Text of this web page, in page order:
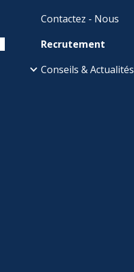
Contactez - Nous
Recrutement
Conseils & Actualités